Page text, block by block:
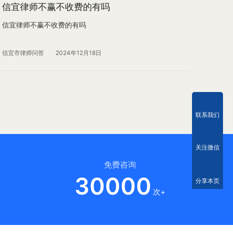
信宜律师不赢不收费的有吗
信宜律师不赢不收费的有吗
信宜市律师问答 2024年12月18日
免费咨询
30000 次+
联系我们
关注微信
分享本页